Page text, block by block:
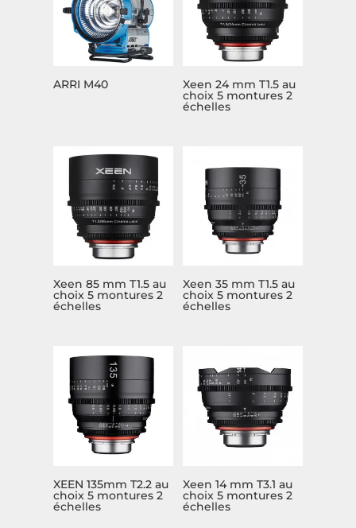
ARRI M40 Xeen 24 mm T1.5 au
choix 5 montures 2
échelles
Xeen 85 mm T1.5 au
choix 5 montures 2
échelles
Xeen 35 mm T1.5 au
choix 5 montures 2
échelles
XEEN 135mm T2.2 au
choix 5 montures 2
échelles
Xeen 14 mm T3.1 au
choix 5 montures 2
échelles